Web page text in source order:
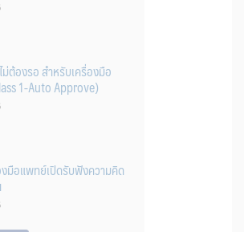
ต้องรอ สำหรับเครื่องมือ
1-Auto Approve)
มือแพทย์เปิดรับฟังความคิด